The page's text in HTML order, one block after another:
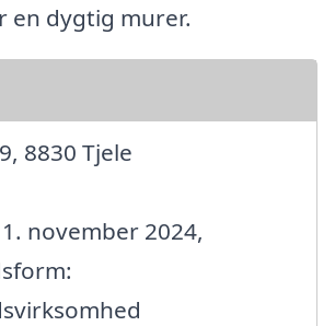
en dygtig murer.
8830 Tjele
november 2024,